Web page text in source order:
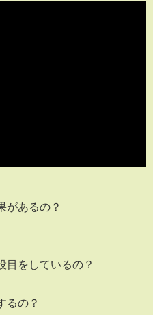
があるの？
目をしているの？
るの？